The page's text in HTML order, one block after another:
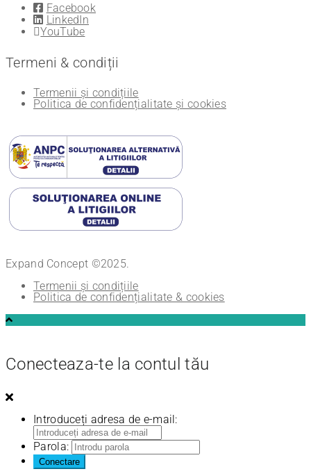
Facebook
LinkedIn
YouTube
Termeni & condiții
Termenii și condițiile
Politica de confidențialitate și cookies
Expand Concept ©2025.
Termenii și condițiile
Politica de confidențialitate & cookies
Conecteaza-te la contul tău
Introduceți adresa de e-mail:
Parola: